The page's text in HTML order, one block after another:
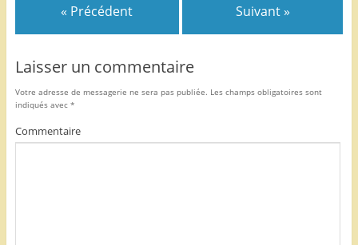
« Précédent Suivant »
Laisser un commentaire
Votre adresse de messagerie ne sera pas publiée. Les champs obligatoires sont
indiqués avec *
Commentaire